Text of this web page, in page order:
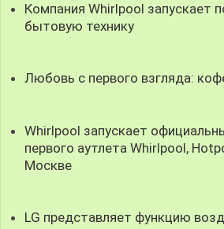
Компания Whirlpool запускает
бытовую технику
Любовь с первого взгляда:
Whirlpool запускает
первого аутлета Whirlpool,
Москве
LG представляет функцию